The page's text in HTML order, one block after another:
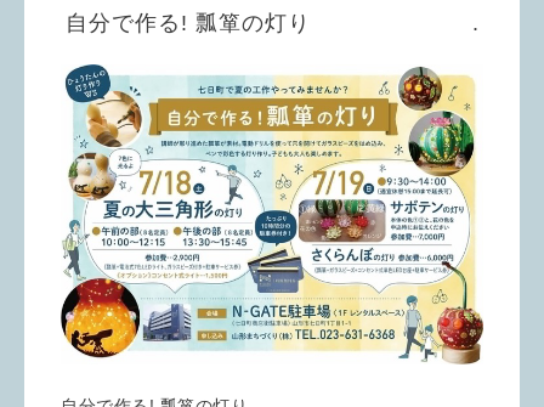
自分で作る! 瓢箪の灯り .